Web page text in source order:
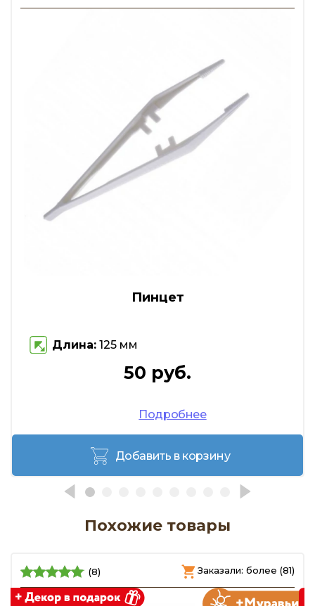
Пинцет
Длина: 125 мм
50 руб.
Подробнее
Добавить в корзину
Похожие товары
(8) Заказали: более (81)